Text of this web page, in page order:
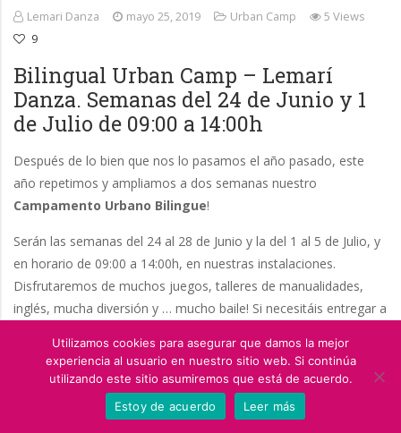
Lemari Danza mayo 25, 2019 Urban Camp
5 Views
9
Bilingual Urban Camp – Lemarí
Danza. Semanas del 24 de Junio y 1
de Julio de 09:00 a 14:00h
Después de lo bien que nos lo pasamos el año pasado, este
año repetimos y ampliamos a dos semanas nuestro
Campamento Urbano Bilingue!
Serán las semanas del 24 al 28 de Junio y la del 1 al 5 de Julio, y
en horario de 09:00 a 14:00h, en nuestras instalaciones.
Disfrutaremos de muchos juegos, talleres de manualidades,
inglés, mucha diversión y … mucho baile! Si necesitáis entregar a
Hemos enfocado estas semanas para las edades entre 4 y 12
años. Hay descuentos para alumnos de la academia y para
aquellas matrículas que se realicen antes del día 12 de Junio!
Utilizamos cookies para asegurar que damos la mejor
experiencia al usuario en nuestro sitio web. Si continúa
utilizando este sitio asumiremos que está de acuerdo.
Estoy de acuerdo
Leer más